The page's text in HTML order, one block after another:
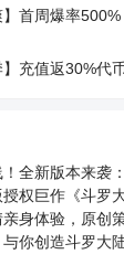
首周爆率
充值返30%代
全新玩法时光
极速版+打金玩
百万年魂环、
升级送
录送各类新武
全新版本来袭
权巨作《斗罗
身体验，原创
你创造斗罗大